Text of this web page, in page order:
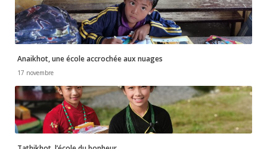
è
n
e
m
e
Anaikhot, une école accrochée aux nuages
17 novembre